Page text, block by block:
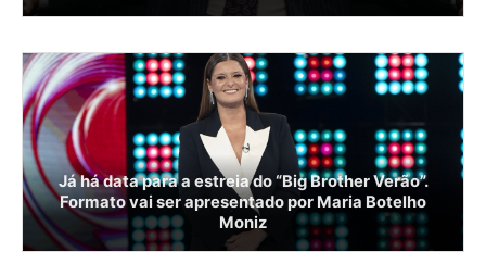
Já há data para a estreia do “Big Brother Verão”.
Formato vai ser apresentado por Maria Botelho
Moniz